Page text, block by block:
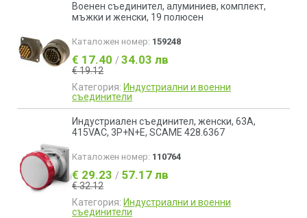
Военен съединител, алуминиев, комплект,
мъжки и женски, 19 полюсен
Каталожен номер: 159248
€ 17.40 / 34.03 лв
€ 19.12
Категория: Индустриални и военни
съединители
Индустриален съединител, женски, 63A,
415VAC, 3P+N+Е, SCAME 428.6367
Каталожен номер: 110764
€ 29.23 / 57.17 лв
€ 32.12
Категория: Индустриални и военни
съединители